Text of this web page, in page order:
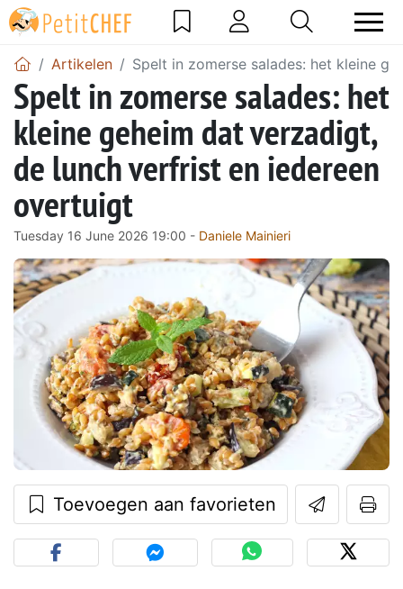
Artikelen Spelt in zomerse salades: het kleine
Spelt in zomerse salades: het
kleine geheim dat verzadigt,
de lunch verfrist en iedereen
overtuigt
Tuesday 16 June 2026 19:00 - Daniele Mainieri
Toevoegen aan favorieten